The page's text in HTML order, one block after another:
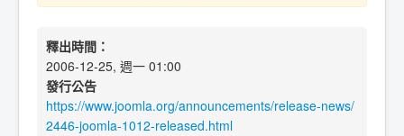
釋出時間：
2006-12-25, 週一 01:00
發行公告
https://www.joomla.org/announcements/release-news/
2446-joomla-1012-released.html